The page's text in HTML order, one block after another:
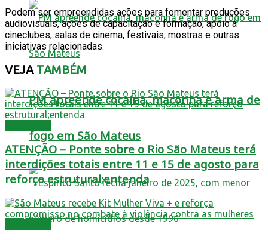
PM apreende cocaína, maconha e arma de
fogo em São Mateus
Podem ser empreendidas ações para fomentar produções
audiovisuais, ações de capacitação e formação, apoio à
cineclubes, salas de cinema, festivais, mostras e outras
iniciativas relacionadas.
VEJATAMBÉM
ATENÇÃO – Ponte sobre o Rio São Mateus terá
interdições totais entre 11 e 15 de agosto para
reforço estrutural;entenda